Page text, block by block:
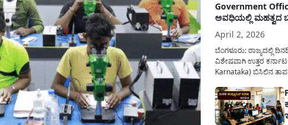
Government
ಅವಧಿಯಲ್ಲಿ ಮಹತ್ವದ
April 2, 2026
ಬೆಂಗಳೂರು: ರಾಜ್ಯದಲ್ಲಿ
ವಿಶೇಷವಾಗಿ ಉತ್ತರ
Karnataka) ಬಿಸಿಲಿನ
ಸರ್ಕಾರವು ಮಹತ್ವದ
ಕಲ್ಯಾಣ ಕರ್ನಾಟಕದ ಒಟ್ಟು